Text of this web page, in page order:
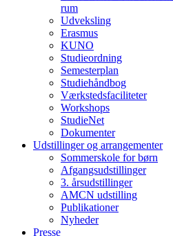
rum
Udveksling
Erasmus
KUNO
Studieordning
Semesterplan
Studiehåndbog
Værkstedsfaciliteter
Workshops
StudieNet
Dokumenter
Udstillinger og arrangementer
Sommerskole for børn
Afgangsudstillinger
3. årsudstillinger
AMCN udstilling
Publikationer
Nyheder
Presse